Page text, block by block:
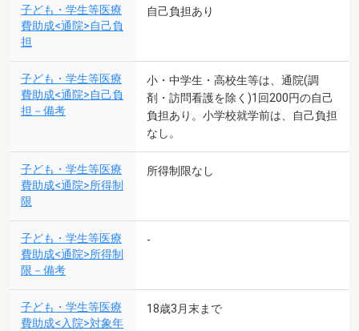
子ども・学生等医療
費助成<通院>自己負
担
自己負担あり
子ども・学生等医療
費助成<通院>自己負
担－備考
小・中学生・高校生等は、通院(調
剤・訪問看護を除く)1回200円の自己
負担あり。小学校就学前は、自己負担
なし。
子ども・学生等医療
費助成<通院>所得制
限
所得制限なし
子ども・学生等医療
費助成<通院>所得制
限－備考
-
子ども・学生等医療
費助成<入院>対象年
18歳3月末まで